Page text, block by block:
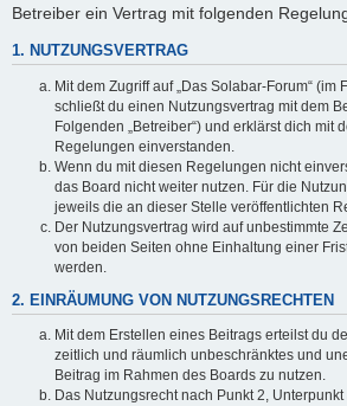
Betreiber ein Vertrag mit folgenden
1. NUTZUNGSVERTRAG
Mit dem Zugriff auf „Das Solabar-Forum“ (im
schließt du einen Nutzungsvertrag mit dem
Folgenden „Betreiber“) und erklärst dich mit
Regelungen einverstanden.
Wenn du mit diesen Regelungen nicht
das Board nicht weiter nutzen. Für die
jeweils die an dieser Stelle veröffentlichten
Der Nutzungsvertrag wird auf unbestimmte
von beiden Seiten ohne Einhaltung einer
werden.
2. EINRÄUMUNG VON NUTZUNGSRECHTEN
Mit dem Erstellen eines Beitrags erteilst du
zeitlich und räumlich unbeschränktes und
Beitrag im Rahmen des Boards zu nutzen.
Das Nutzungsrecht nach Punkt 2,